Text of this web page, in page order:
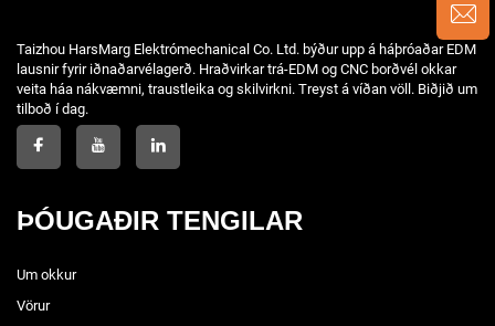
Taizhou HarsMarg Elektrómechanical Co. Ltd. býður upp á háþróaðar EDM
lausnir fyrir iðnaðarvélagerð. Hraðvirkar trá-EDM og CNC borðvél okkar
veita háa nákvæmni, traustleika og skilvirkni. Treyst á víðan völl. Biðjið um
tilboð í dag.
ÞÓUGAÐIR TENGILAR
Um okkur
Vörur